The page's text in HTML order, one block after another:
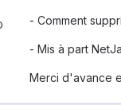
- Comment
- Mis à part
Merci d'avance